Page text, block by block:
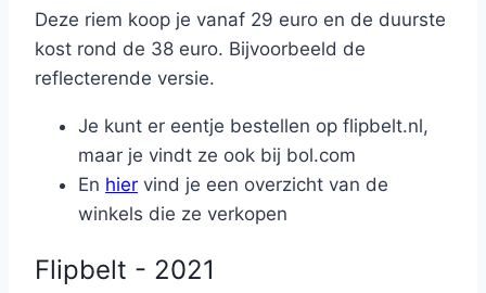
Deze riem koop je vanaf 29 euro en de duurste
kost rond de 38 euro. Bijvoorbeeld de
reflecterende versie.
Je kunt er eentje bestellen op flipbelt.nl,
maar je vindt ze ook bij bol.com
En hier vind je een overzicht van de
winkels die ze verkopen
Flipbelt - 2021